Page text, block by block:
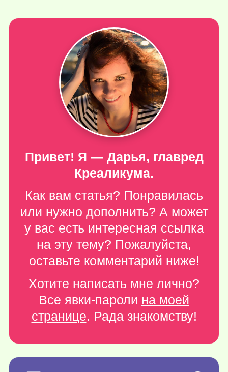
Привет! Я — Дарья, главред
Креаликума.
Как вам статья? Понравилась
или нужно дополнить? А может
у вас есть интересная ссылка
на эту тему? Пожалуйста,
оставьте комментарий ниже!
Хотите написать мне лично?
Все явки-пароли на моей
странице. Рада знакомству!